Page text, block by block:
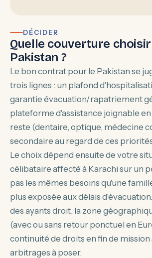
DÉCIDER
Quelle couverture
Pakistan ?
Le bon contrat pour le Pakistan se
trois lignes : un plafond
garantie évacuation/rapatriement
plateforme d'assistance joignable en
reste (dentaire, optique, médecine
secondaire au regard de ces
Le choix dépend ensuite de votre
célibataire affecté à Karachi sur un
pas les mêmes besoins qu'une
plus exposée aux délais
des ayants droit, la zone
(avec ou sans retour ponctuel en
continuité de droits en fin de mission
arbitrages à poser.